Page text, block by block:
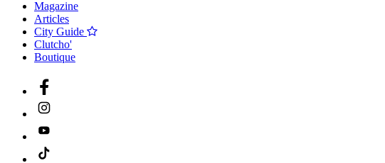
Magazine
Articles
City Guide
Clutcho'
Boutique